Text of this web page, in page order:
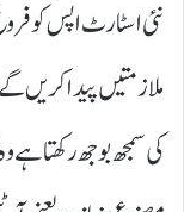
نئی اسٹارٹ اپس کو
ملازمتیں پیدا کریں
کی سمجھ بوجھ رکھتا